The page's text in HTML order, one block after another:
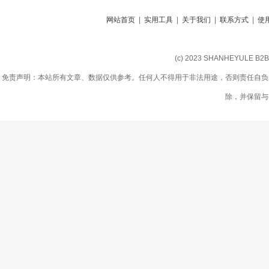
网站首页| 实用工具| 关于我们 联系方式| 使
(c) 2023 SHANHEYULE
免责声明：本站所有文章、数据仅供参考。任何人不得用于非法用途，否则责任自
除，并保留